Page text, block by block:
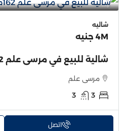
شاليه
4M جنيه
شالية للبيع في مرسى علم 162م
مرسى علم
3
3
اتصل